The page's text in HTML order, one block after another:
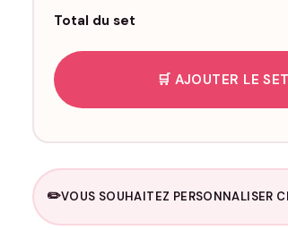
Total du set
🛒 AJOUTER LE
✏️VOUS SOUHAITEZ PERSONNALISER